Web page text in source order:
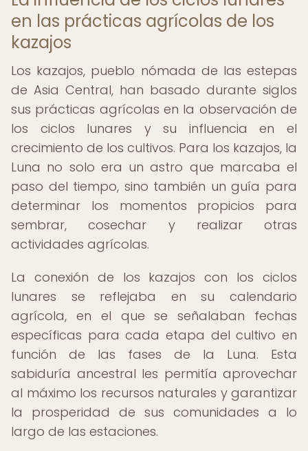
en las prácticas agrícolas de los
kazajos
Los kazajos, pueblo nómada de las estepas
de Asia Central, han basado durante siglos
sus prácticas agrícolas en la observación de
los ciclos lunares y su influencia en el
crecimiento de los cultivos. Para los kazajos, la
Luna no solo era un astro que marcaba el
paso del tiempo, sino también un guía para
determinar los momentos propicios para
sembrar, cosechar y realizar otras
actividades agrícolas.
La conexión de los kazajos con los ciclos
lunares se reflejaba en su calendario
agrícola, en el que se señalaban fechas
específicas para cada etapa del cultivo en
función de las fases de la Luna. Esta
sabiduría ancestral les permitía aprovechar
al máximo los recursos naturales y garantizar
la prosperidad de sus comunidades a lo
largo de las estaciones.